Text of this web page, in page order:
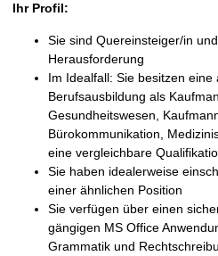
Ihr Profil:
Sie sind Quereinsteiger/in
Herausforderung
Im Idealfall: Sie besitzen eine
Berufsausbildung als
Gesundheitswesen,
Bürokommunikation,
eine vergleichbare
Sie haben idealerweise
einer ähnlichen Position
Sie verfügen über einen
gängigen MS Office
Grammatik und